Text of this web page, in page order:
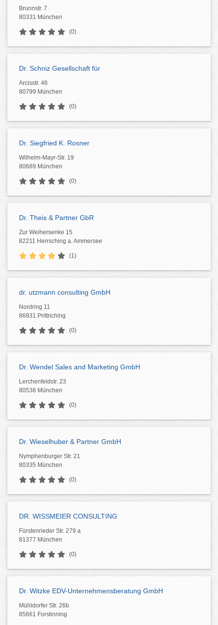
Brunnstr. 7
80331 München
(0)
Dr. Schniz Gesellschaft für
Arcisstr. 46
80799 München
(0)
Dr. Siegfried K. Rosner
Wilhelm-Mayr-Str. 19
80689 München
(0)
Dr. Theis & Partner GbR
Zur Weihersenke 15
82211 Herrsching a. Ammersee
(1)
dr. utzmann consulting GmbH
Nordring 11
86931 Prittriching
(0)
Dr. Wendel Sales and Marketing GmbH
Lerchenfeldstr. 23
80538 München
(0)
Dr. Wieselhuber & Partner GmbH
Nymphenburger Str. 21
80335 München
(0)
DR. WISSMEIER CONSULTING
Fürstenrieder Str. 279 a
81377 München
(0)
Dr. Witzke EDV-Unternehmensberatung GmbH
Mühldorfer Str. 26b
85661 Forstinning